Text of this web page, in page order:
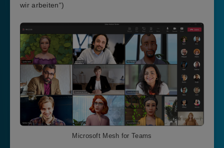
wir arbeiten“)
Microsoft Mesh for Teams